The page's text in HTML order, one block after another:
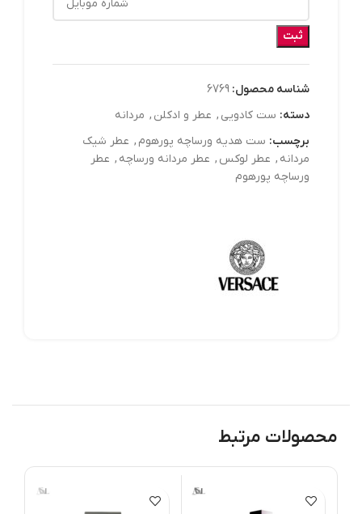
ثبت
شناسه محصول: 6769
دسته: ست کادويي , عطر و ادکلن , مردانه
برچسب: ست هدیه ورساچه پورهوم , عطر شیک
مردانه , عطر لوکس , عطر مردانه ورساچه , عطر
ورساچه پورهوم
محصولات مرتبط